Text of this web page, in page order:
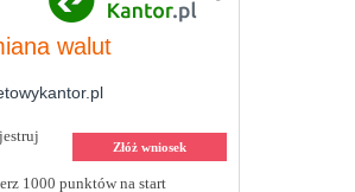
walut
Złóż wniosek
1000 punktów na start